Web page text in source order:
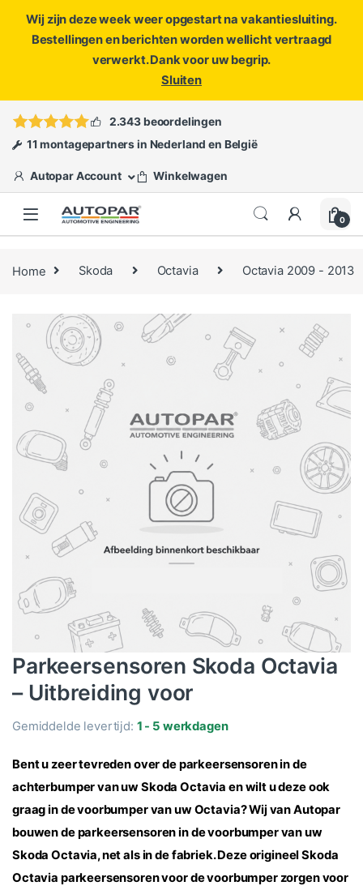
Wij zijn deze week weer opgestart na vakantiesluiting.
Bestellingen en berichten worden wellicht vertraagd
verwerkt. Dank voor uw begrip.
Sluiten
ofopen een ticket
2.343 beoordelingen
11 montagepartners in Nederland en België
Autopar Account Winkelwagen
0
Home Skoda Octavia Octavia 2009 - 2013
Parkeersensoren Skoda Octavia
– Uitbreiding voor
Gemiddelde levertijd: 1 - 5 werkdagen
Bent u zeer tevreden over de parkeersensoren in de
achterbumper van uw Skoda Octavia en wilt u deze ook
graag in de voorbumper van uw Octavia? Wij van Autopar
bouwen de parkeersensoren in de voorbumper van uw
Skoda Octavia, net als in de fabriek. Deze origineel Skoda
Octavia parkeersensoren voor de voorbumper zorgen voor